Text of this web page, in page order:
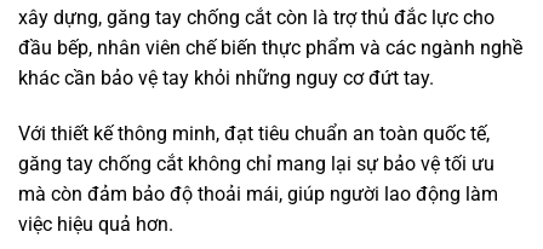
xây dựng, găng tay chống cắt còn là trợ thủ đắc lực cho
đầu bếp, nhân viên chế biến thực phẩm và các ngành nghề
khác cần bảo vệ tay khỏi những nguy cơ đứt tay.
Với thiết kế thông minh, đạt tiêu chuẩn an toàn quốc tế,
găng tay chống cắt không chỉ mang lại sự bảo vệ tối ưu
mà còn đảm bảo độ thoải mái, giúp người lao động làm
việc hiệu quả hơn.